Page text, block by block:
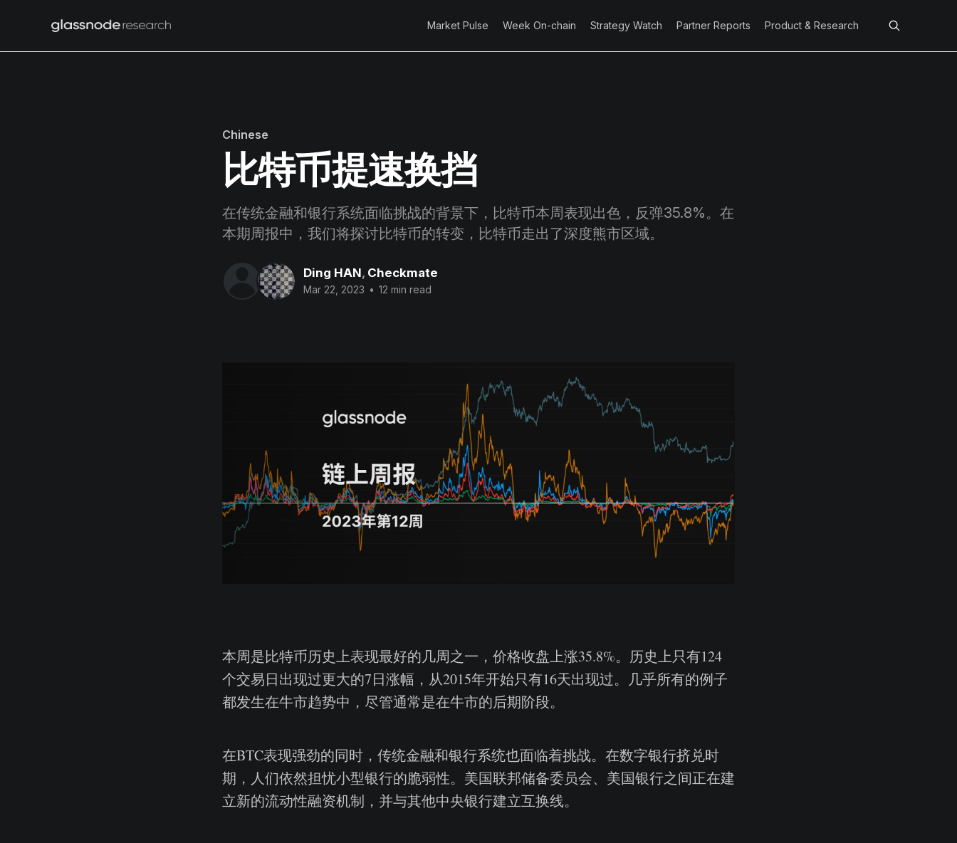
Market Pulse Week On-chain Strategy Watch Partner Reports Product & Research
Chinese
比特币提速换挡
在传统金融和银行系统面临挑战的背景下，比特币本周表现出色，反弹35.8%。在
本期周报中，我们将探讨比特币的转变，比特币走出了深度熊市区域。
Ding HAN, Checkmate
Mar 22, 2023 • 12 min read
本周是比特币历史上表现最好的几周之一，价格收盘上涨35.8%。历史上只有124
个交易日出现过更大的7日涨幅，从2015年开始只有16天出现过。几乎所有的例子
都发生在牛市趋势中，尽管通常是在牛市的后期阶段。
在BTC表现强劲的同时，传统金融和银行系统也面临着挑战。在数字银行挤兑时
期，人们依然担忧小型银行的脆弱性。美国联邦储备委员会、美国银行之间正在建
立新的流动性融资机制，并与其他中央银行建立互换线。